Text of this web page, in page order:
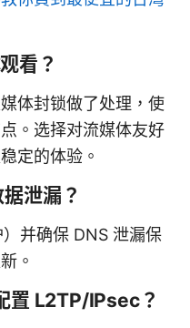
看？
体封锁做了处理，使
。选择对流媒体友好
定的体验。
泄漏？
并确保 DNS 泄漏保
。
置 L2TP/IPsec？